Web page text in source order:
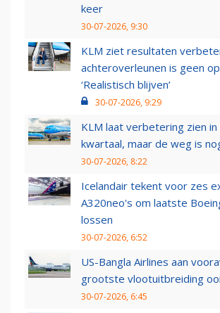
keer
30-07-2026, 9:30
KLM ziet resultaten
achteroverleunen is geen
‘Realistisch blijven’
30-07-2026, 9:29
KLM laat verbetering zien
kwartaal, maar de weg is
30-07-2026, 8:22
Icelandair tekent voor zes
A320neo's om laatste
lossen
30-07-2026, 6:52
US-Bangla Airlines aan
grootste vlootuitbreiding
30-07-2026, 6:45